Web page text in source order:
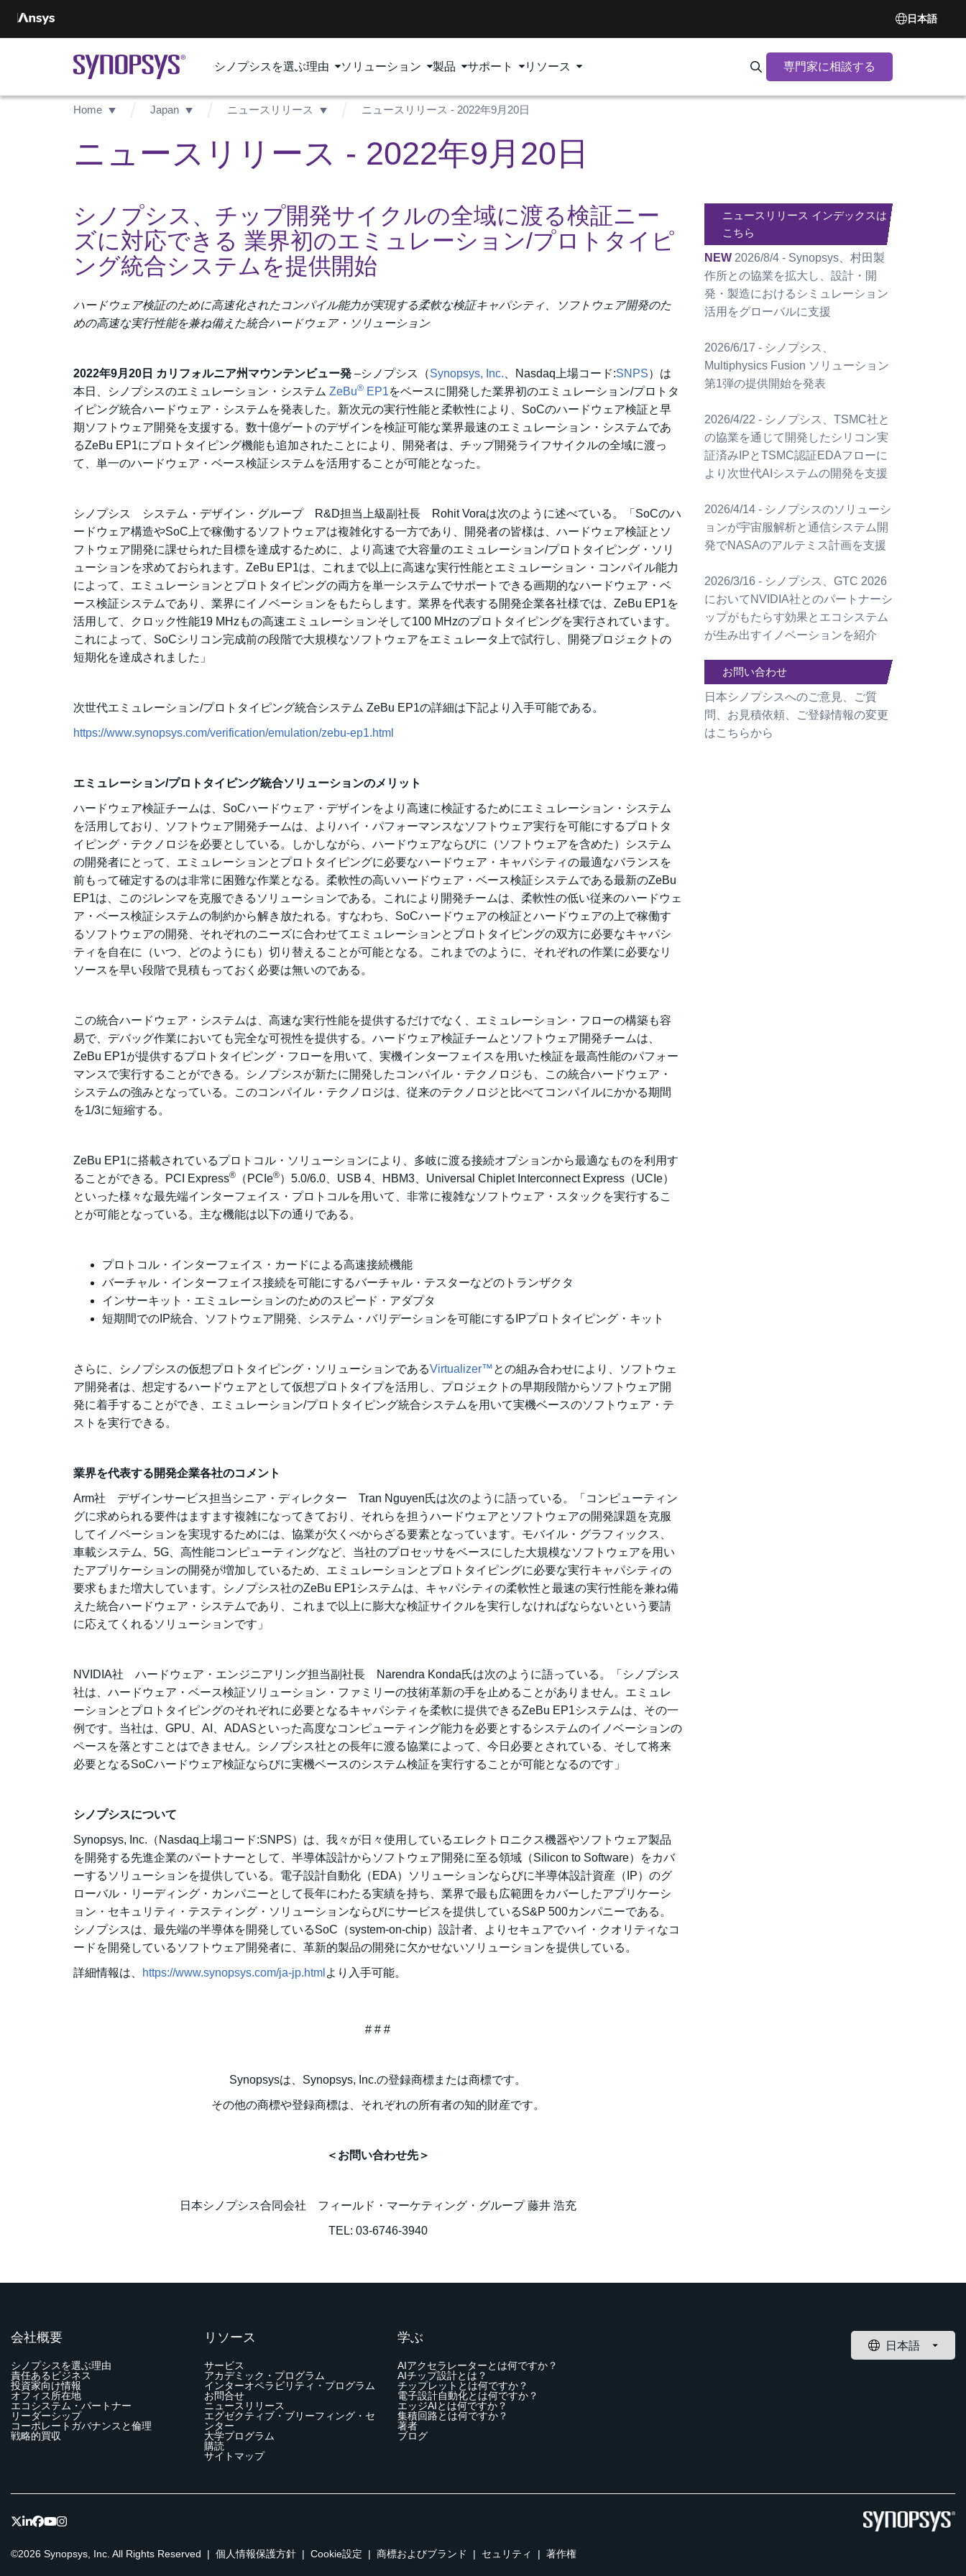
日本語
シノプシスを選ぶ理由 ソリューション 製品 サポート リソース Search Synopsys.com
専門家に相談する
Home Japan ニュースリリース ニュースリリース - 2022年9月20日
ニュースリリース - 2022年9月20日
シノプシス、チップ開発サイクルの全域に渡る検証ニー
ズに対応できる 業界初のエミュレーション/プロトタイピ
ング統合システムを提供開始
ハードウェア検証のために高速化されたコンパイル能力が実現する柔軟な検証キャパシティ、ソフトウェア開発のた
めの高速な実行性能を兼ね備えた統合ハードウェア・ソリューション
2022年9月20日 カリフォルニア州マウンテンビュー発 –シノプシス（Synopsys, Inc. 、Nasdaq上場コード:SNPS）は
本日、シノプシスのエミュレーション・システム ZeBu® EP1をベースに開発した業界初のエミュレーション/プロトタ
イピング統合ハードウェア・システムを発表した。新次元の実行性能と柔軟性により、SoCのハードウェア検証と早
期ソフトウェア開発を支援する。数十億ゲートのデザインを検証可能な業界最速のエミュレーション・システムであ
るZeBu EP1にプロトタイピング機能も追加されたことにより、開発者は、チップ開発ライフサイクルの全域に渡っ
て、単一のハードウェア・ベース検証システムを活用することが可能となった。
シノプシス システム・デザイン・グループ R&D担当上級副社長 Rohit Voraは次のように述べている。「SoCのハ
ードウェア構造やSoC上で稼働するソフトウェアは複雑化する一方であり、開発者の皆様は、ハードウェア検証とソ
フトウェア開発に課せられた目標を達成するために、より高速で大容量のエミュレーション/プロトタイピング・ソリ
ューションを求めておられます。ZeBu EP1は、これまで以上に高速な実行性能とエミュレーション・コンパイル能力
によって、エミュレーションとプロトタイピングの両方を単一システムでサポートできる画期的なハードウェア・ベ
ース検証システムであり、業界にイノベーションをもたらします。業界を代表する開発企業各社様では、ZeBu EP1を
活用して、クロック性能19 MHzもの高速エミュレーションそして100 MHzのプロトタイピングを実行されています。
これによって、SoCシリコン完成前の段階で大規模なソフトウェアをエミュレータ上で試行し、開発プロジェクトの
短期化を達成されました」
次世代エミュレーション/プロトタイピング統合システム ZeBu EP1の詳細は下記より入手可能である。
https://www.synopsys.com/verification/emulation/zebu-ep1.html
エミュレーション/プロトタイピング統合ソリューションのメリット
ハードウェア検証チームは、SoCハードウェア・デザインをより高速に検証するためにエミュレーション・システム
を活用しており、ソフトウェア開発チームは、よりハイ・パフォーマンスなソフトウェア実行を可能にするプロトタ
イピング・テクノロジを必要としている。しかしながら、ハードウェアならびに（ソフトウェアを含めた）システム
の開発者にとって、エミュレーションとプロトタイピングに必要なハードウェア・キャパシティの最適なバランスを
前もって確定するのは非常に困難な作業となる。柔軟性の高いハードウェア・ベース検証システムである最新のZeBu
EP1は、このジレンマを克服できるソリューションである。これにより開発チームは、柔軟性の低い従来のハードウェ
ア・ベース検証システムの制約から解き放たれる。すなわち、SoCハードウェアの検証とハードウェアの上で稼働す
るソフトウェアの開発、それぞれのニーズに合わせてエミュレーションとプロトタイピングの双方に必要なキャパシ
ティを自在に（いつ、どのようにも）切り替えることが可能となる。これまでのように、それぞれの作業に必要なリ
ソースを早い段階で見積もっておく必要は無いのである。
この統合ハードウェア・システムは、高速な実行性能を提供するだけでなく、エミュレーション・フローの構築も容
易で、デバッグ作業においても完全な可視性を提供する。ハードウェア検証チームとソフトウェア開発チームは、
ZeBu EP1が提供するプロトタイピング・フローを用いて、実機インターフェイスを用いた検証を最高性能のパフォー
マンスで実行することができる。シノプシスが新たに開発したコンパイル・テクノロジも、この統合ハードウェア・
システムの強みとなっている。このコンパイル・テクノロジは、従来のテクノロジと比べてコンパイルにかかる期間
を1/3に短縮する。
ZeBu EP1に搭載されているプロトコル・ソリューションにより、多岐に渡る接続オプションから最適なものを利用す
ることができる。PCI Express® （PCIe®）5.0/6.0、USB 4、HBM3、Universal Chiplet Interconnect Express（UCIe）
といった様々な最先端インターフェイス・プロトコルを用いて、非常に複雑なソフトウェア・スタックを実行するこ
とが可能となっている。主な機能は以下の通りである。
プロトコル・インターフェイス・カードによる高速接続機能
バーチャル・インターフェイス接続を可能にするバーチャル・テスターなどのトランザクタ
インサーキット・エミュレーションのためのスピード・アダプタ
短期間でのIP統合、ソフトウェア開発、システム・バリデーションを可能にするIPプロトタイピング・キット
さらに、シノプシスの仮想プロトタイピング・ソリューションであるVirtualizer™との組み合わせにより、ソフトウェ
ア開発者は、想定するハードウェアとして仮想プロトタイプを活用し、プロジェクトの早期段階からソフトウェア開
発に着手することができ、エミュレーション/プロトタイピング統合システムを用いて実機ベースのソフトウェア・テ
ストを実行できる。
業界を代表する開発企業各社のコメント
Arm社 デザインサービス担当シニア・ディレクター Tran Nguyen氏は次のように語っている。「コンピューティン
グに求められる要件はますます複雑になってきており、それらを担うハードウェアとソフトウェアの開発課題を克服
してイノベーションを実現するためには、協業が欠くべからざる要素となっています。モバイル・グラフィックス、
車載システム、5G、高性能コンピューティングなど、当社のプロセッサをベースにした大規模なソフトウェアを用い
たアプリケーションの開発が増加しているため、エミュレーションとプロトタイピングに必要な実行キャパシティの
要求もまた増大しています。シノプシス社のZeBu EP1システムは、キャパシティの柔軟性と最速の実行性能を兼ね備
えた統合ハードウェア・システムであり、これまで以上に膨大な検証サイクルを実行しなければならないという要請
に応えてくれるソリューションです」
NVIDIA社 ハードウェア・エンジニアリング担当副社長 Narendra Konda氏は次のように語っている。「シノプシス
社は、ハードウェア・ベース検証ソリューション・ファミリーの技術革新の手を止めることがありません。エミュレ
ーションとプロトタイピングのそれぞれに必要となるキャパシティを柔軟に提供できるZeBu EP1システムは、その一
例です。当社は、GPU、AI、ADASといった高度なコンピューティング能力を必要とするシステムのイノベーションの
ペースを落とすことはできません。シノプシス社との長年に渡る協業によって、今日必要とされている、そして将来
必要となるSoCハードウェア検証ならびに実機ベースのシステム検証を実行することが可能となるのです」
シノプシスについて
Synopsys, Inc.（Nasdaq上場コード:SNPS）は、我々が日々使用しているエレクトロニクス機器やソフトウェア製品
を開発する先進企業のパートナーとして、半導体設計からソフトウェア開発に至る領域（Silicon to Software）をカバ
ーするソリューションを提供している。電子設計自動化（EDA）ソリューションならびに半導体設計資産（IP）のグ
ローバル・リーディング・カンパニーとして長年にわたる実績を持ち、業界で最も広範囲をカバーしたアプリケーシ
ョン・セキュリティ・テスティング・ソリューションならびにサービスを提供しているS&P 500カンパニーである。
シノプシスは、最先端の半導体を開発しているSoC（system-on-chip）設計者、よりセキュアでハイ・クオリティなコ
ードを開発しているソフトウェア開発者に、革新的製品の開発に欠かせないソリューションを提供している。
詳細情報は、 https://www.synopsys.com/ja-jp.html より入手可能。
# # #
Synopsysは、Synopsys, Inc.の登録商標または商標です。
その他の商標や登録商標は、それぞれの所有者の知的財産です。
＜お問い合わせ先＞
日本シノプシス合同会社 フィールド・マーケティング・グループ 藤井 浩充
TEL: 03-6746-3940
ニュースリリース インデックスは
こちら
NEW 2026/8/4 - Synopsys、村田製
作所との協業を拡大し、設計・開
発・製造におけるシミュレーション
活用をグローバルに支援
2026/6/17 - シノプシス、
Multiphysics Fusion ソリューション
第1弾の提供開始を発表
2026/4/22 - シノプシス、TSMC社と
の協業を通じて開発したシリコン実
証済みIPとTSMC認証EDAフローに
より次世代AIシステムの開発を支援
2026/4/14 - シノプシスのソリューシ
ョンが宇宙服解析と通信システム開
発でNASAのアルテミス計画を支援
2026/3/16 - シノプシス、GTC 2026
においてNVIDIA社とのパートナーシ
ップがもたらす効果とエコシステム
が生み出すイノベーションを紹介
お問い合わせ
日本シノプシスへのご意見、ご質
問、お見積依頼、ご登録情報の変更
はこちらから
会社概要
シノプシスを選ぶ理由
責任あるビジネス
投資家向け情報
オフィス所在地
エコシステム・パートナー
リーダーシップ
コーポレートガバナンスと倫理
戦略的買収
リソース
サービス
アカデミック・プログラム
インターオペラビリティ・プログラム
お問合せ
ニュースリリース
エグゼクティブ・ブリーフィング・セ
ンター
大学プログラム
購読
サイトマップ
学ぶ
AIアクセラレーターとは何ですか？
AIチップ設計とは？
チップレットとは何ですか？
電子設計自動化とは何ですか？
エッジAIとは何ですか？
集積回路とは何ですか？
著者
ブログ
©2026 Synopsys, Inc. All Rights Reserved | 個人情報保護方針 | Cookie設定 | 商標およびブランド | セュリティ | 著作権